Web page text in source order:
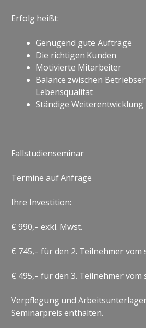
Erfolg heißt:
Genügend gute Aufträge
Die richtigen Kunden
Motivierte Mitarbeiter
Balance zwischen
Lebensqualität
Ständige Weiterentwicklung
Fallstudienseminar
Termine auf Anfrage
Ihre Investition:
€ 990,– exkl. Mwst.
€ 745,– für den 2. Teilnehmer vom
€ 495,– für den 3. Teilnehmer vom
Verpflegung und
Seminarpreis enthalten.